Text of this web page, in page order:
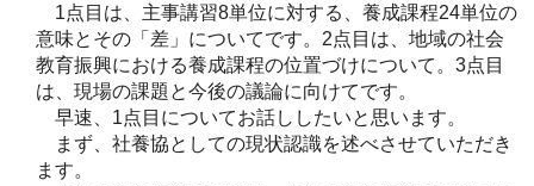
1点目は、主事講習8単位に対する、養成課程24単位の
意味とその「差」についてです。2点目は、地域の社会
教育振興における養成課程の位置づけについて。3点目
は、現場の課題と今後の議論に向けてです。
早速、1点目についてお話ししたいと思います。
まず、社養協としての現状認識を述べさせていただき
ます。